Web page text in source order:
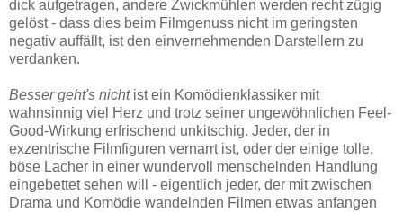
dick aufgetragen, andere Zwickmühlen werden recht zügig
gelöst - dass dies beim Filmgenuss nicht im geringsten
negativ auffällt, ist den einvernehmenden Darstellern zu
verdanken.
Besser geht's nicht ist ein Komödienklassiker mit
wahnsinnig viel Herz und trotz seiner ungewöhnlichen Feel-
Good-Wirkung erfrischend unkitschig. Jeder, der in
exzentrische Filmfiguren vernarrt ist, oder der einige tolle,
böse Lacher in einer wundervoll menschelnden Handlung
eingebettet sehen will - eigentlich jeder, der mit zwischen
Drama und Komödie wandelnden Filmen etwas anfangen